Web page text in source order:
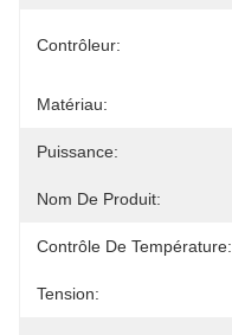
Contrôleur:
Matériau:
Puissance:
Nom De Produit:
Contrôle De Température:
Tension: